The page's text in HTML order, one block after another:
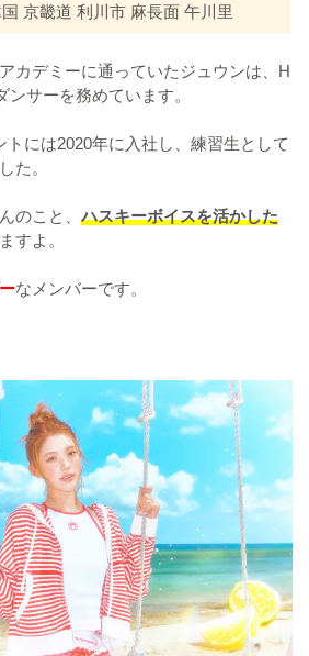
京畿道 利川市 麻長面 午川里
カデミーに通っていたジュウンは、H
サーを務めています。
には2020年に入社し、練習生として
た。
のこと、ハスキーボイスを活かした
すよ。
なメンバーです。